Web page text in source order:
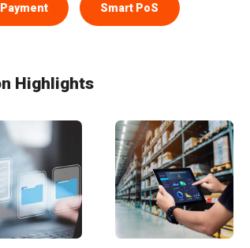
Smart PoS
Highlights